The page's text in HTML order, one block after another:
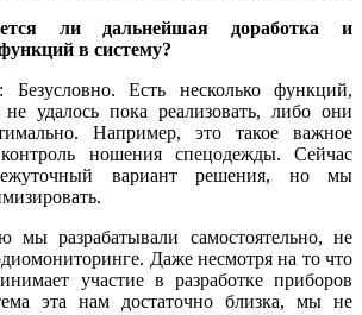
ли дальнейшая доработка и
в систему?
: Безусловно. Есть несколько функций,
удалось пока реализовать, либо они
Например, это такое важное
ношения спецодежды. Сейчас
вариант решения, но мы
мы разрабатывали самостоятельно, не
Даже несмотря на то что
участие в разработке приборов
эта нам достаточно близка, мы не